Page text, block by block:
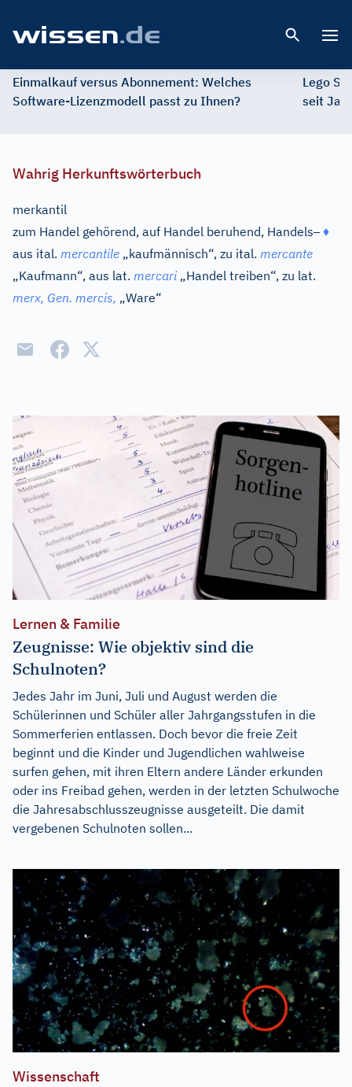
Einmalkauf versus Abonnement: Welches
Software-Lizenzmodell passt zu Ihnen?
Lego
seit
Wahrig Herkunftswörterbuch
merkantil
zum Handel gehörend, auf Handel beruhend, Handels–♦
aus ital. mercantile „kaufmännisch“, zu ital. mercante
„Kaufmann“, aus lat. mercari„Handel treiben“, zu lat.
merx, Gen. mercis, „Ware“
Lernen & Familie
Zeugnisse: Wie objektiv sind die
Schulnoten?
Jedes Jahr im Juni, Juli und August werden die
Schülerinnen und Schüler aller Jahrgangsstufen in die
Sommerferien entlassen. Doch bevor die freie Zeit
beginnt und die Kinder und Jugendlichen wahlweise
surfen gehen, mit ihren Eltern andere Länder erkunden
oder ins Freibad gehen, werden in der letzten Schulwoche
die Jahresabschlusszeugnisse ausgeteilt. Die damit
vergebenen Schulnoten sollen...
Wissenschaft